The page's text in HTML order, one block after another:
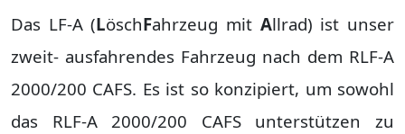
Das LF-A (LöschFahrzeug mit Allrad) ist unser
zweit- ausfahrendes Fahrzeug nach dem RLF-A
2000/200 CAFS. Es ist so konzipiert, um sowohl
das RLF-A 2000/200 CAFS unterstützen zu